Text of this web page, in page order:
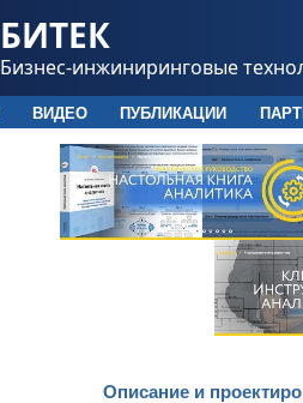
Описание и
БИТЕК
Бизнес-инжиниринговые
ВИДЕО ПУБЛИКАЦИИ